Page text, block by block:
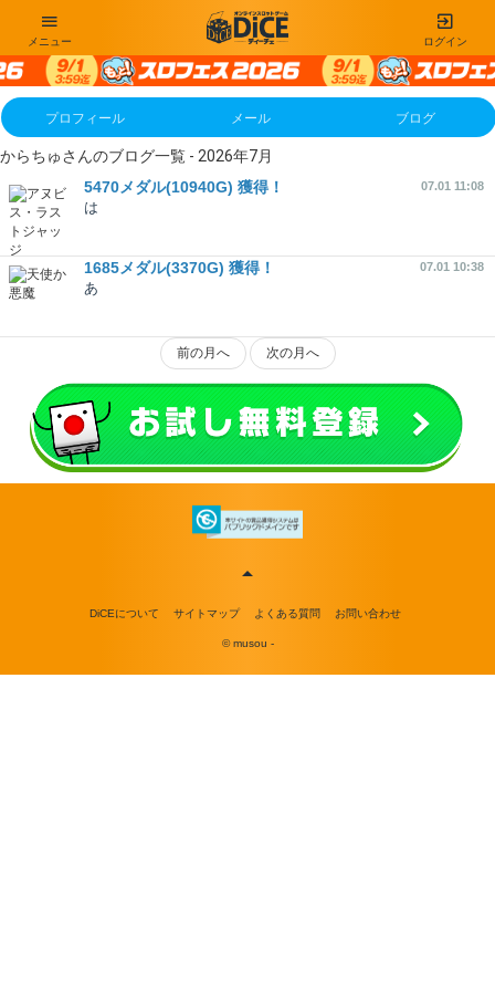
ログイン
メニュー
プロフィール メール ブログ
からちゅさんのブログ一覧 - 2026年7月
5470メダル(10940G) 獲得！
07.01 11:08
は
1685メダル(3370G) 獲得！ 07.01 10:38
あ
前の月へ 次の月へ
DiCEについて サイトマップ よくある質問 お問い合わせ
© musou -